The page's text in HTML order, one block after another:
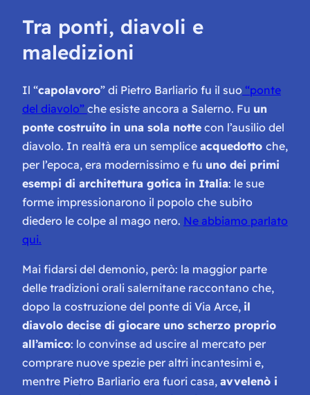
Tra ponti, diavoli e
maledizioni
Il “capolavoro” di Pietro Barliario fu il suo “ponte
del diavolo” che esiste ancora a Salerno. Fu un
ponte costruito in una sola notte con l’ausilio del
diavolo. In realtà era un semplice acquedotto che,
per l’epoca, era modernissimo e fu uno dei primi
esempi di architettura gotica in Italia: le sue
forme impressionarono il popolo che subito
diedero le colpe al mago nero. Ne abbiamo parlato
qui.
Mai fidarsi del demonio, però: la maggior parte
delle tradizioni orali salernitane raccontano che,
dopo la costruzione del ponte di Via Arce, il
diavolo decise di giocare uno scherzo proprio
all’amico: lo convinse ad uscire al mercato per
comprare nuove spezie per altri incantesimi e,
mentre Pietro Barliario era fuori casa, avvelenò i